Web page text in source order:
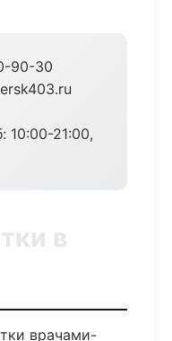
90-30
10:00-21:00,
в
врачами-